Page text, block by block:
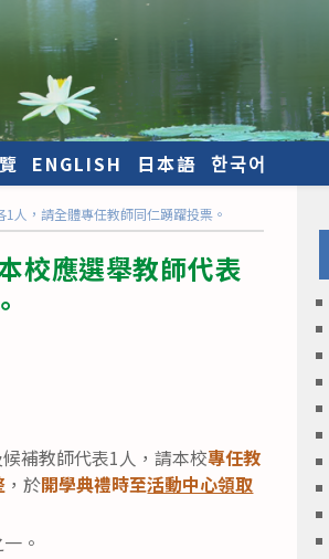
ENGLISH 日本語 한국어
人，請全體專任教師同仁踴躍投票。
校應選舉教師代表
補教師代表1人，請本校專任教
，於開學典禮時至活動中心領取
。